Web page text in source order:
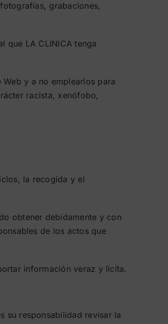
grabaciones,
que LA CLINICA tenga
y a no emplearlos para
racista, xenófobo,
la recogida y el
obtener debidamente y con
de los actos que
información veraz y lícita.
su responsabilidad revisar la